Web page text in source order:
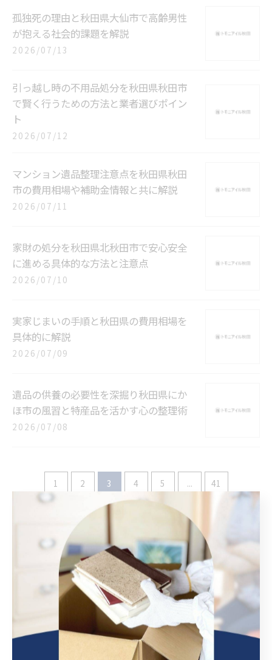
孤独死の理由と秋田県大仙市で高齢男性
が抱える社会的課題を解説
2026/07/13
引っ越し時の不用品処分を秋田県秋田市
で賢く行うための方法と業者選びポイン
ト
2026/07/12
マンション遺品整理注意点を秋田県秋田
市の費用相場や補助金情報と共に解説
2026/07/11
家財の処分を秋田県北秋田市で安心安全
に進める具体的な方法と注意点
2026/07/10
実家じまいの手順と秋田県の費用相場を
具体的に解説
2026/07/09
遺品の供養の必要性を深掘り秋田県にか
ほ市の風習と特産品を活かす心の整理術
2026/07/08
1 2 3 4 5 ... 41
カテゴリー Categories
全てのカテゴリー
引っ越し時の不用品処分
遺品整理のトラブル防止
遺品の供養